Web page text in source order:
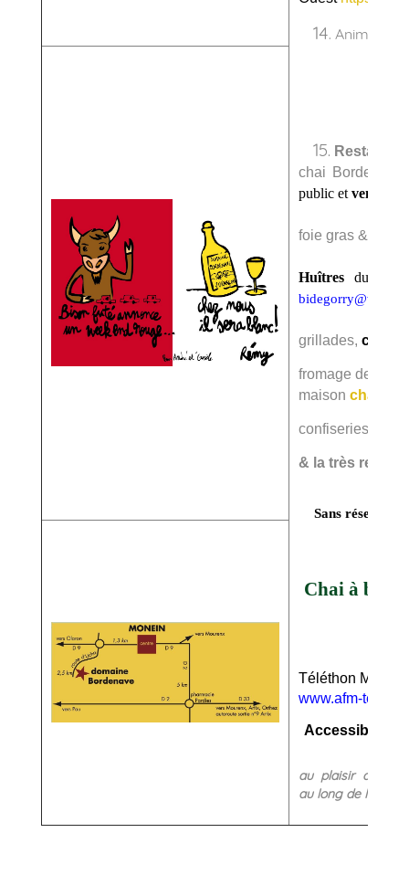
14.
15.
chai
public et vente
foie gras &
Huîtres du
grillades, cœurs
fromage des
maison
confiseries &…
& la très
Sans
Chai à
www.afm-
Accessibilité
au plaisir de
au long de